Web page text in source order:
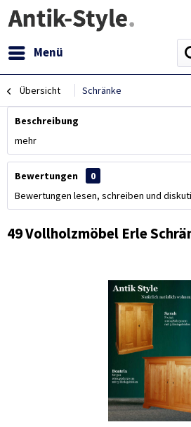
Menü
Übersicht Schränke
Beschreibung
mehr
Bewertungen
0
Bewertungen lesen, schreiben und
49 Vollholzmöbel Erle